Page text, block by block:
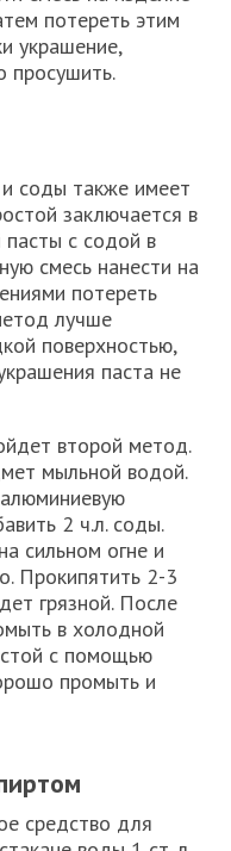
потереть этим
украшение,
просушить.
соды также имеет
заключается в
с содой в
смесь нанести на
потереть
лучше
поверхностью,
паста не
второй метод.
мыльной водой.
2 ч.л. соды.
сильном огне и
Прокипятить 2-3
грязной. После
в холодной
с помощью
промыть и
средство для